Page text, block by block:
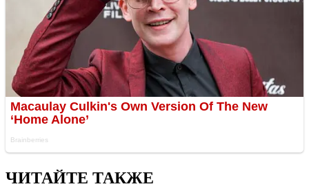
ЧИТАЙТЕ ТАКЖЕ